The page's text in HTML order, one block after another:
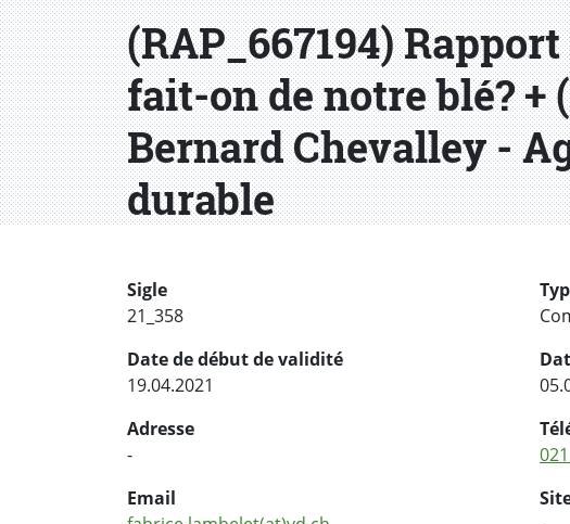
(RAP_667194)
fait-on de notre blé? +
Bernard Chevalley -
durable
Sigle
21_358
Date de début de validité
19.04.2021
Adresse
-
Email